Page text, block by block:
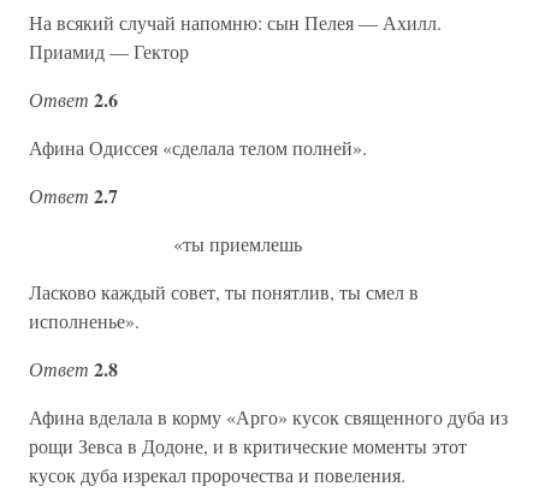
На всякий случай напомню: сын Пелея — Ахилл.
Приамид — Гектор
Ответ 2.6
Афина Одиссея «сделала телом полней».
Ответ 2.7
«ты приемлешь
Ласково каждый совет, ты понятлив, ты смел в
исполненье».
Ответ 2.8
Афина вделала в корму «Арго» кусок священного дуба из
рощи Зевса в Додоне, и в критические моменты этот
кусок дуба изрекал пророчества и повеления.